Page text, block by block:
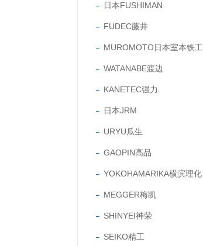
日本FUSHIMAN
FUDEC藤井
MUROMOTO日本室本铁工
WATANABE渡边
KANETEC强力
日本JRM
URYU瓜生
GAOPIN高品
YOKOHAMARIKA横滨理化
MEGGER梅凯
SHINYEI神荣
SEIKO精工